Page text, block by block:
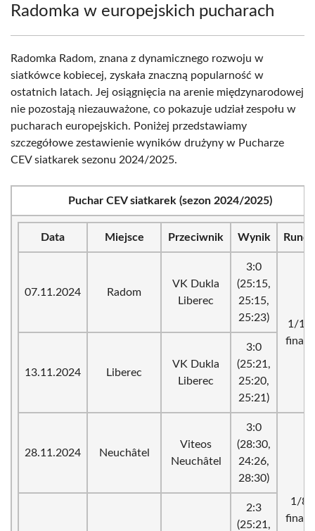
Radomka w europejskich pucharach
Radomka Radom, znana z dynamicznego rozwoju w
siatkówce kobiecej, zyskała znaczną popularność w
ostatnich latach. Jej osiągnięcia na arenie międzynarodowej
nie pozostają niezauważone, co pokazuje udział zespołu w
pucharach europejskich. Poniżej przedstawiamy
szczegółowe zestawienie wyników drużyny w Pucharze
CEV siatkarek sezonu 2024/2025.
Puchar CEV siatkarek (sezon 2024/2025)
Data Miejsce Przeciwnik Wynik Runda
07.11.2024 Radom
VK Dukla
Liberec
3:0
(25:15,
25:15,
25:23)
1/16
finału
13.11.2024 Liberec
VK Dukla
Liberec
3:0
(25:21,
25:20,
25:21)
28.11.2024 Neuchâtel
Viteos
Neuchâtel
3:0
(28:30,
24:26,
28:30)
1/8
finału
2:3
(25:21,